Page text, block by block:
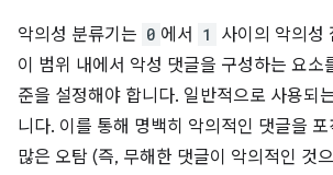
악의성 분류기는 0 에서 1
사이의 악의성
이 범위 내에서 악성 댓글을 구성하는 요소
준을 설정해야 합니다. 일반적으로 사용되
니다. 이를 통해 명백히 악의적인 댓글을
많은 오탐 (즉, 무해한 댓글이 악의적인 것